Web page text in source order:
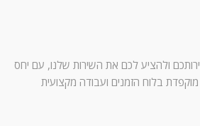
ולהציע לכם את השירות שלנו, עם יחס
בלוח הזמנים ועבודה מקצועית